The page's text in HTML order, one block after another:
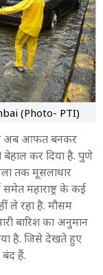
(Photo- PTI)
अब आफत बनकर
बेहाल कर दिया है. पुणे
तक मूसलाधार
महाराष्ट्र के कई
ले रहा है. मौसम
बारिश का अनुमान
है. जिसे देखते हुए
हैं.